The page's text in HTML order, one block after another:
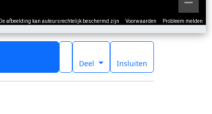
De afbeelding kan auteursrechtelijk beschermd zijn Voorwaarden Probleem melden
Deel Insluiten